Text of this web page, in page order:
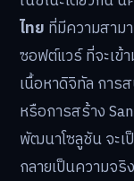
ไทย ที่มีความสาม
ซอฟต์แวร์ ที่จะเข้
เนื้อหาดิจิทัล กา
หรือการสร้าง
พัฒนาโซลูชัน จะ
กลายเป็นความจริ